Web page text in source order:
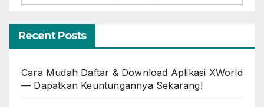
Recent Posts
Cara Mudah Daftar & Download Aplikasi XWorld
— Dapatkan Keuntungannya Sekarang!